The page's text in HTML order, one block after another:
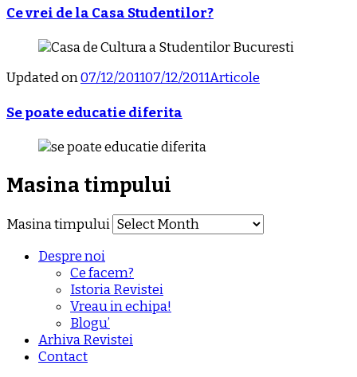
Ce vrei de la Casa Studentilor?
Updated on07/12/201107/12/2011Articole
Se poate educatie diferita
Masina timpului
Masina timpului
Despre noi
Ce facem?
Istoria Revistei
Vreau in echipa!
Blogu’
Arhiva Revistei
Contact